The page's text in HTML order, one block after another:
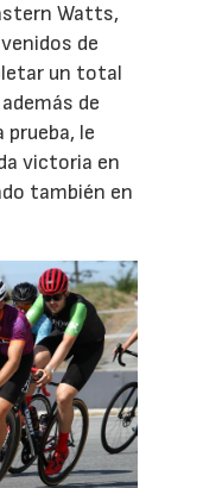
Watts,
de
un total
de
prueba, le
victoria en
también en